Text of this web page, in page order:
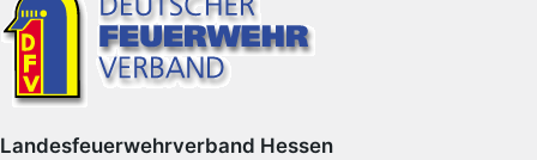
Landesfeuerwehrverband Hessen